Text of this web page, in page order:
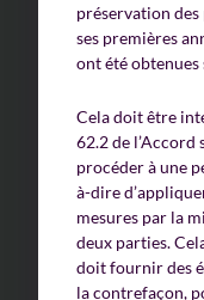
préservation
ses premières
ont été
Cela doit être
62.2 de l’Accord
procéder à une
à-dire
mesures par la
deux parties.
doit fournir des
la contrefaçon,